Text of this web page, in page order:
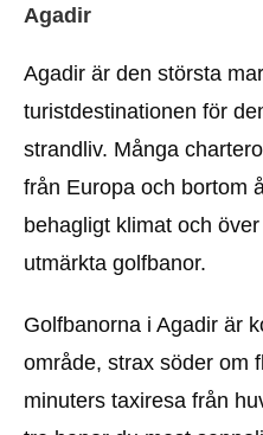
Agadir
Agadir är den största
turistdestinationen för
strandliv. Många
från Europa och bortom
behagligt klimat och
utmärkta golfbanor.
Golfbanorna i Agadir är
område, strax söder om
minuters taxiresa från